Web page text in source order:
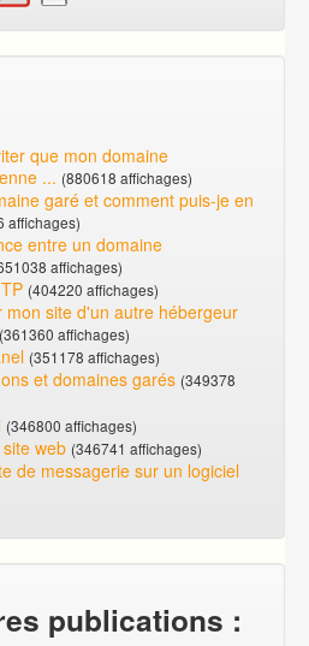
que mon domaine
... (880618 affichages)
garé et comment puis-je en
affichages)
entre un domaine
affichages)
(404220 affichages)
site d'un autre hébergeur
(361360 affichages)
(351178 affichages)
et domaines garés (349378
(346800 affichages)
web (346741 affichages)
de messagerie sur un logiciel
publications :